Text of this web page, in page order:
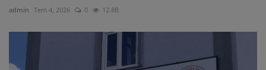
admin Tem 4, 2026 0 12.8B